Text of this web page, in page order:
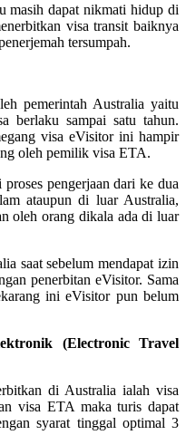
masih dapat nikmati hidup di
visa transit baiknya
tersumpah.
pemerintah Australia yaitu
berlaku sampai satu tahun.
visa eVisitor ini hampir
oleh pemilik visa ETA.
pengerjaan dari ke dua
ataupun di luar Australia,
oleh orang dikala ada di luar
saat sebelum mendapat izin
penerbitan eVisitor. Sama
ini eVisitor pun belum
(Electronic Travel
di Australia ialah visa
visa ETA maka turis dapat
syarat tinggal optimal 3